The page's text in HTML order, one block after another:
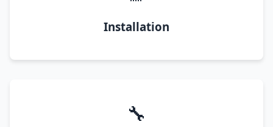
Installation
🔧